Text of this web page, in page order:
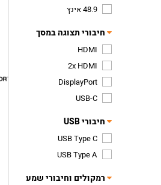
48.9 אינץ
חיבורי תצוגה במסך
HDMI
2x HDMI
DisplayPort
USB-C
חיבורי USB
USB Type C
USB Type A
רמקולים וחיבורי שמע